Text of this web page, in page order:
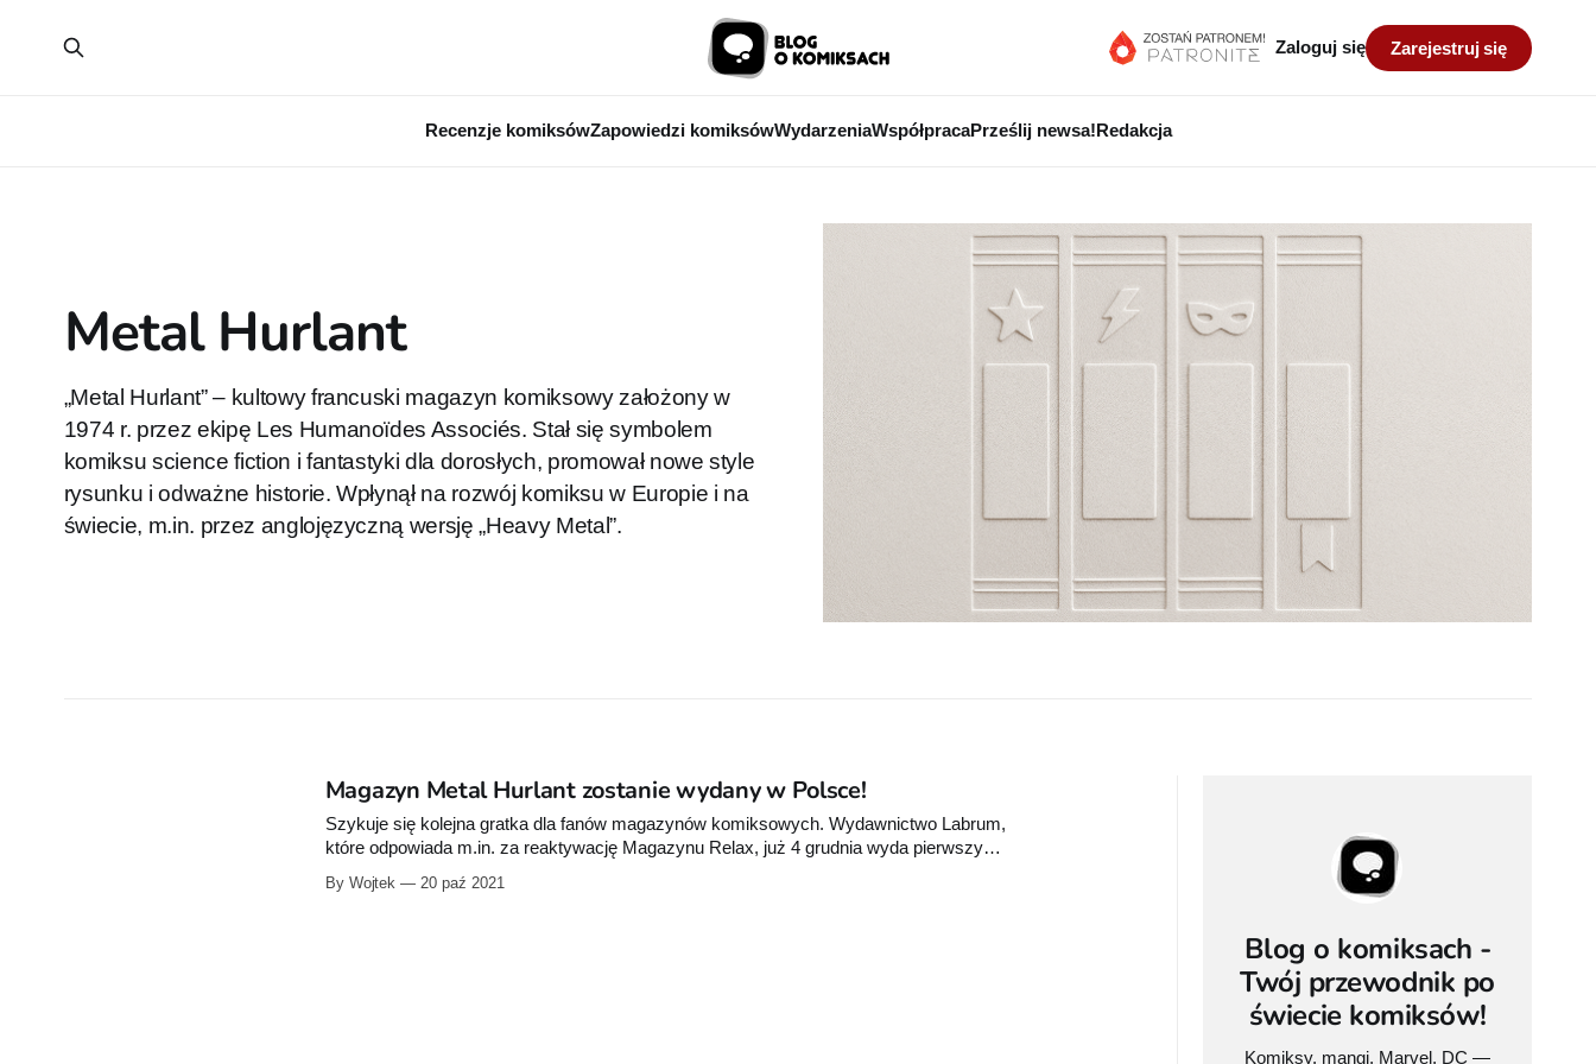
Recenzje komiksówZapowiedzi komiksówWydarzeniaWspółpracaPrześlij newsa!Redakcja
Zaloguj się Zarejestruj się
Metal Hurlant
„Metal Hurlant” – kultowy francuski magazyn komiksowy założony w
1974 r. przez ekipę Les Humanoïdes Associés. Stał się symbolem
komiksu science fiction i fantastyki dla dorosłych, promował nowe style
rysunku i odważne historie. Wpłynął na rozwój komiksu w Europie i na
świecie, m.in. przez anglojęzyczną wersję „Heavy Metal”.
Magazyn Metal Hurlant zostanie wydany w Polsce!
Szykuje się kolejna gratka dla fanów magazynów komiksowych. Wydawnictwo Labrum,
które odpowiada m.in. za reaktywację Magazynu Relax, już 4 grudnia wyda pierwszy
wydawcy, Polska wersja czasopisma komiksowego będzie ukazywać się tuż po
By Wojtek 20 paź 2021
Blog o komiksach -
Twój przewodnik po
świecie komiksów!
Komiksy, mangi, Marvel, DC —